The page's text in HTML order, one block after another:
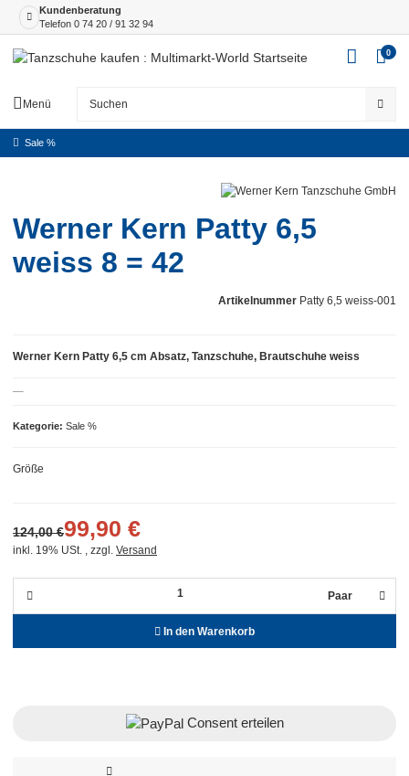
Kundenberatung
Telefon 0 74 20 / 91 32 94
Menü
0
Sale %
Werner Kern Patty 6,5
weiss 8 = 42
Artikelnummer Patty 6,5 weiss-001
Kategorie Sale %
Werner Kern Patty 6,5 cm Absatz, Tanzschuhe, Brautschuhe weiss
Größe
99,90 €
124,00 €
inkl. 19% USt. , zzgl. Versand
Paar
In den Warenkorb
Consent erteilen